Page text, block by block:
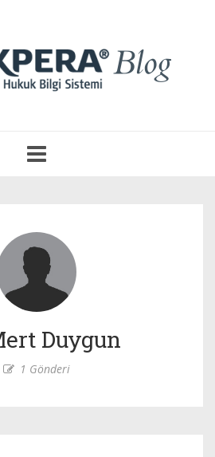
Aç
Duygun
1 Gönderi